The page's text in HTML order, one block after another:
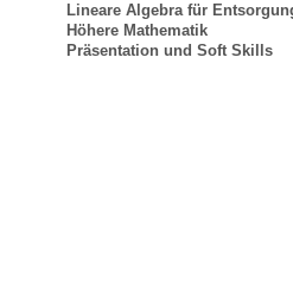
Lineare Algebra für
Höhere Mathematik
Präsentation und Soft Skills